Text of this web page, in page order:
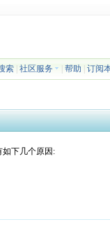
索| 社区服务 帮助 订阅
如下几个原因: